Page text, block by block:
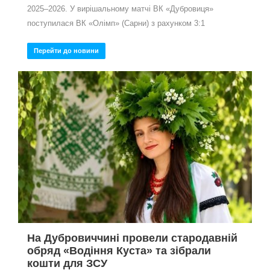
2025–2026. У вирішальному матчі ВК «Дубровиця»
поступилася ВК «Олімп» (Сарни) з рахунком 3:1
Перейти до новини
На Дубровиччині провели стародавній
обряд «Водіння Куста» та зібрали
кошти для ЗСУ